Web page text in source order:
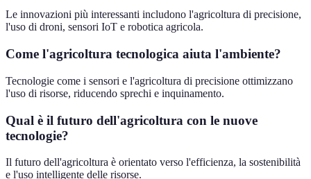
Le innovazioni più interessanti includono l'agricoltura di precisione,
l'uso di droni, sensori IoT e robotica agricola.
Come l'agricoltura tecnologica aiuta l'ambiente?
Tecnologie come i sensori e l'agricoltura di precisione ottimizzano
l'uso di risorse, riducendo sprechi e inquinamento.
Qual è il futuro dell'agricoltura con le nuove
tecnologie?
Il futuro dell'agricoltura è orientato verso l'efficienza, la sostenibilità
e l'uso intelligente delle risorse.